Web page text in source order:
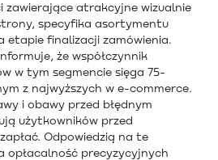
zawierające atrakcyjne wizualnie
specyfika asortymentu
etapie finalizacji zamówienia.
że współczynnik
w tym segmencie sięga 75-
z najwyższych w e-commerce.
i obawy przed błędnym
użytkowników przed
Odpowiedzią na te
opłacalność precyzycyjnych